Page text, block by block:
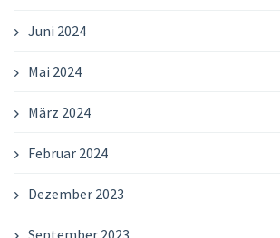
Juni 2024
Mai 2024
März 2024
Februar 2024
Dezember 2023
September 2023